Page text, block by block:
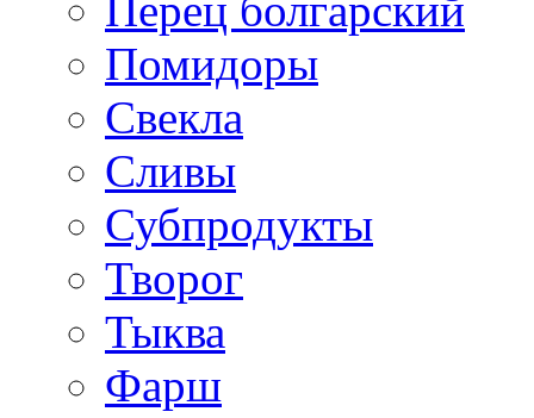
Помидоры
Свекла
Сливы
Субпродукты
Творог
Тыква
Фарш